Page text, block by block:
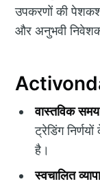
उपकरणों की पेशकश
और अनुभवी
वास्तविक
ट्रेडिंग
है।
स्वचालित